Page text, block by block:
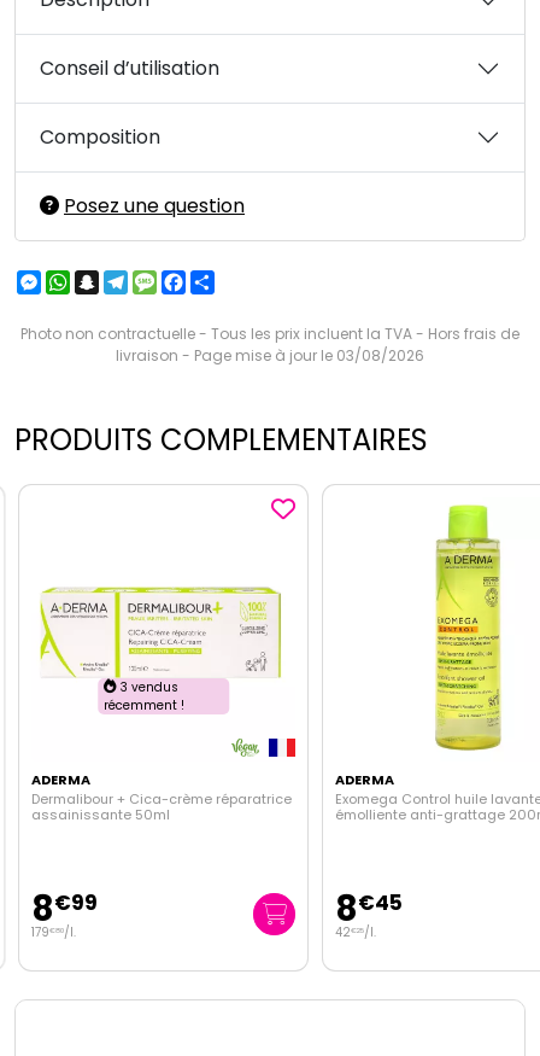
Conseil d’utilisation
Composition
Posez une question
Messenger
WhatsApp
Snapchat
Telegram
MessageFacebook
Photo non contractuelle - Tous les prix incluent la TVA - Hors frais de
livraison - Page mise à jour le 03/08/2026
PRODUITS COMPLEMENTAIRES
3 vendus
récemment !
ADERMA
Dermalibour + Cica-crème réparatrice
assainissante 50ml
8€99
179€80/l.
ADERMA
Exomega Control huile
émolliente anti-grattage
8€45
42€25/l.